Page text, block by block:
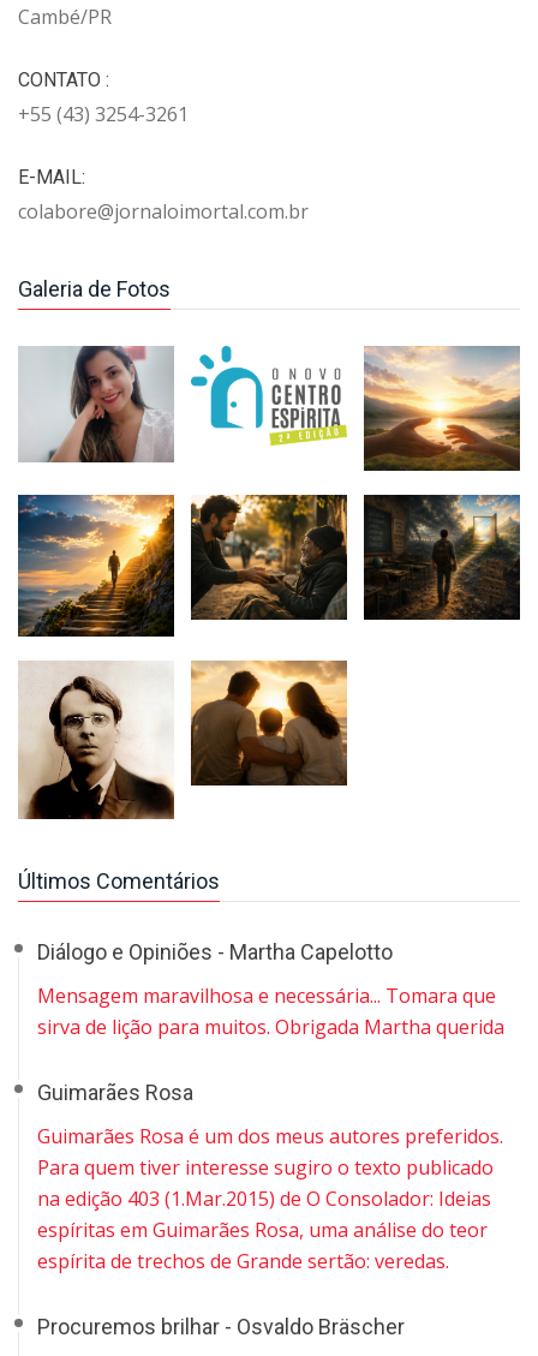
Cambé/PR
CONTATO :
+55 (43) 3254-3261
E-MAIL:
colabore@jornaloimortal.com.br
Galeria de Fotos
Últimos Comentários
Diálogo e Opiniões - Martha Capelotto
Mensagem maravilhosa e necessária... Tomara que
sirva de lição para muitos. Obrigada Martha querida
Guimarães Rosa
Guimarães Rosa é um dos meus autores preferidos.
Para quem tiver interesse sugiro o texto publicado
na edição 403 (1.Mar.2015) de O Consolador: Ideias
espíritas em Guimarães Rosa, uma análise do teor
espírita de trechos de Grande sertão: veredas.
Procuremos brilhar - Osvaldo Bräscher